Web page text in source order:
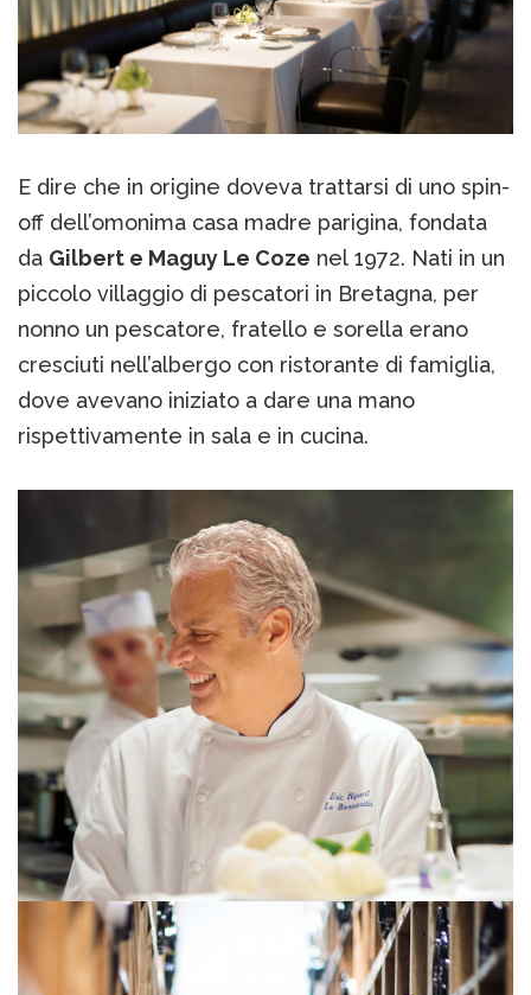
E dire che in origine doveva trattarsi di uno spin-
off dell’omonima casa madre parigina, fondata
da Gilbert e Maguy Le Coze nel 1972. Nati in un
piccolo villaggio di pescatori in Bretagna, per
nonno un pescatore, fratello e sorella erano
cresciuti nell’albergo con ristorante di famiglia,
dove avevano iniziato a dare una mano
rispettivamente in sala e in cucina.